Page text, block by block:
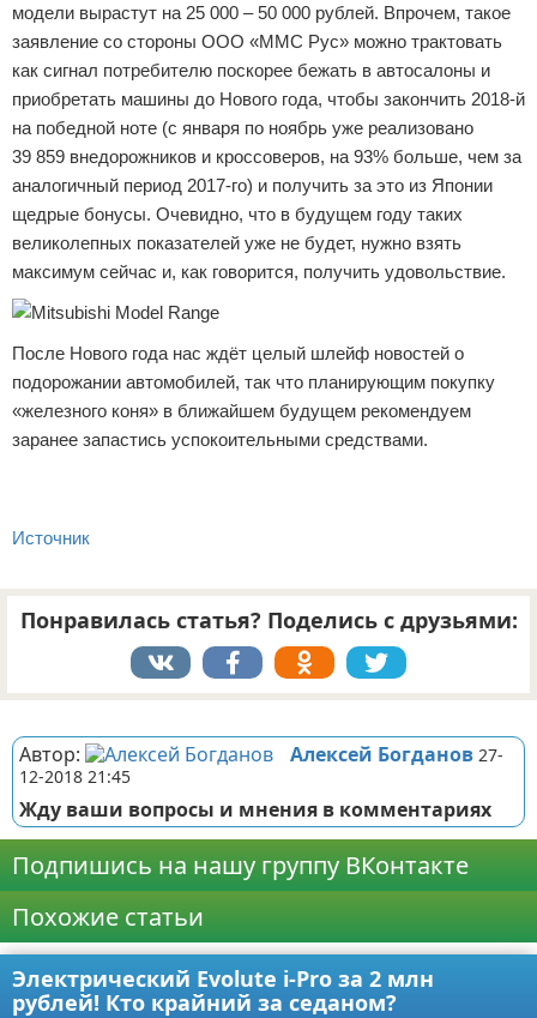
модели вырастут на 25 000 – 50 000 рублей. Впрочем, такое
заявление со стороны ООО «ММС Рус» можно трактовать
как сигнал потребителю поскорее бежать в автосалоны и
приобретать машины до Нового года, чтобы закончить 2018-й
на победной ноте (с января по ноябрь уже реализовано
39 859 внедорожников и кроссоверов, на 93% больше, чем за
аналогичный период 2017-го) и получить за это из Японии
щедрые бонусы. Очевидно, что в будущем году таких
великолепных показателей уже не будет, нужно взять
максимум сейчас и, как говорится, получить удовольствие.
После Нового года нас ждёт целый шлейф новостей о
подорожании автомобилей, так что планирующим покупку
«железного коня» в ближайшем будущем рекомендуем
заранее запастись успокоительными средствами.
Источник
Понравилась статья? Поделись с друзьями:
Автор: Алексей Богданов 27-
12-2018 21:45
Жду ваши вопросы и мнения в комментариях
Подпишись на нашу группу ВКонтакте
Похожие статьи
Электрический Evolute i-Pro за 2 млн
рублей! Кто крайний за седаном?